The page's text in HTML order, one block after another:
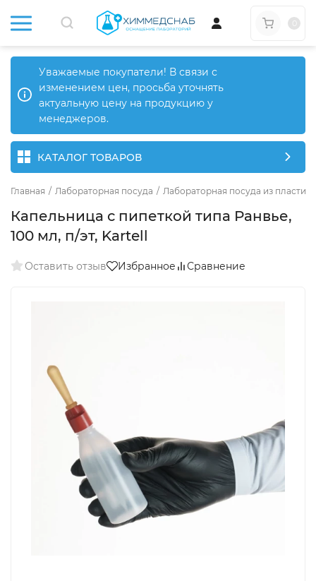
Уважаемые покупатели! В связи с
изменением цен, просьба уточнять
актуальную цену на продукцию у
менеджеров.
КАТАЛОГ ТОВАРОВ
Главная / Лабораторная посуда / Лабораторная посуда из пластика
Капельница с пипеткой типа Ранвье,
100 мл, п/эт, Kartell
Оставить отзыв Избранное Сравнение